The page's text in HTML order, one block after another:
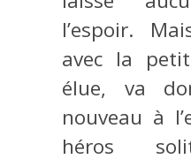
l’espoir.
avec la
élue, va
nouveau à
héros